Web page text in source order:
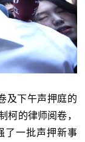
及下午声押庭的
柯的律师阅卷，
了一批声押新事